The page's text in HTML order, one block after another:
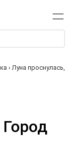
› Луна проснулась,